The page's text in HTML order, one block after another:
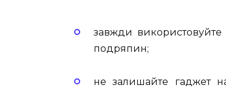
завжди використовуйте
подряпин;
не залишайте гаджет